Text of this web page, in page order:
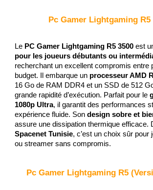
Pc Gamer Lightgaming R5
Le PC Gamer Lightgaming R5 3500 est
pour les joueurs débutants ou
recherchant un excellent compromis entre
budget. Il embarque un processeur AMD
16 Go de RAM DDR4 et un SSD de 512
grande rapidité d’exécution. Parfait pour le
1080p Ultra, il garantit des performances
expérience fluide. Son design sobre et
Spacenet Tunisie, c’est un choix sûr pour
ou streamer sans compromis.
Pc Gamer Lightgaming R5